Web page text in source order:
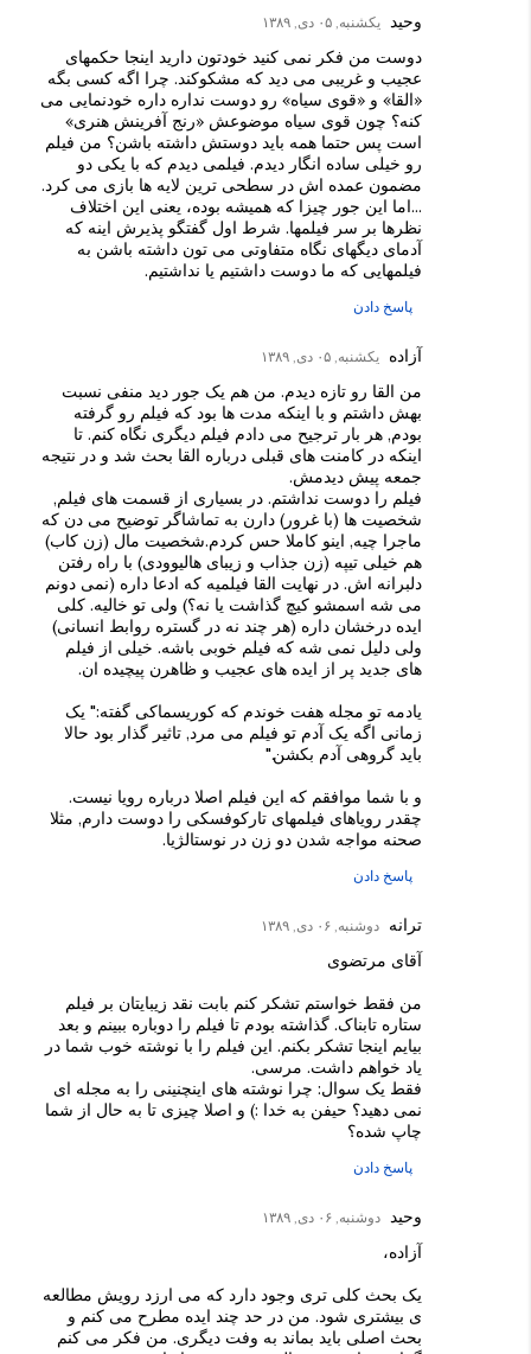
وحید یکشنبه, ۰۵ دی, ۱۳۸۹
دوست من فکر نمی کنید خودتون دارید اینجا حکمهای
عجیب و غریبی می دید که مشکوکند. چرا اگه کسی بگه
«القا» و «قوی سیاه» رو دوست نداره داره خودنمایی می
کنه؟ چون قوی سیاه موضوعش «رنج آفرینش هنری»
است پس حتما همه باید دوستش داشته باشن؟ من فیلم
رو خیلی ساده انگار دیدم. فیلمی دیدم که با یکی دو
مضمون عمده اش در سطحی ترین لایه ها بازی می کرد.
...اما این جور چیزا که همیشه بوده، یعنی این اختلاف
نظرها بر سر فیلمها. شرط اول گفتگو پذیرش اینه که
آدمای دیگهای نگاه متفاوتی می تون داشته باشن به
فیلمهایی که ما دوست داشتیم یا نداشتیم.
پاسخ دادن
آزاده یکشنبه, ۰۵ دی, ۱۳۸۹
من القا رو تازه دیدم. من هم یک جور دید منفی نسبت
بهش داشتم و با اینکه مدت ها بود که فیلم رو گرفته
بودم, هر بار ترجیح می دادم فیلم دیگری نگاه کنم. تا
اینکه در کامنت های قبلی درباره القا بحث شد و در نتیجه
جمعه پیش دیدمش.
فیلم را دوست نداشتم. در بسیاری از قسمت های فیلم,
شخصیت ها (با غرور) دارن به تماشاگر توضیح می دن که
ماجرا چیه, اینو کاملا حس کردم.شخصیت مال (زن کاب)
هم خیلی تیپه (زن جذاب و زیبای هالیوودی) با راه رفتن
دلبرانه اش. در نهایت القا فیلمیه که ادعا داره (نمی دونم
می شه اسمشو کیچ گذاشت یا نه؟) ولی تو خالیه. کلی
ایده درخشان داره (هر چند نه در گستره روابط انسانی)
ولی دلیل نمی شه که فیلم خوبی باشه. خیلی از فیلم
های جدید پر از ایده های عجیب و ظاهرن پیچیده ان.
یادمه تو مجله هفت خوندم که کوریسماکی گفته:" یک
زمانی اگه یک آدم تو فیلم می مرد, تاثیر گذار بود حالا
باید گروهی آدم بکشن."
و با شما موافقم که این فیلم اصلا درباره رویا نیست.
چقدر رویاهای فیلمهای تارکوفسکی را دوست دارم, مثلا
صحنه مواجه شدن دو زن در نوستالژیا.
پاسخ دادن
ترانه دوشنبه, ۰۶ دی, ۱۳۸۹
آقای مرتضوی
من فقط خواستم تشکر کنم بابت نقد زیبایتان بر فیلم
ستاره تابناک. گذاشته بودم تا فیلم را دوباره ببینم و بعد
بیایم اینجا تشکر بکنم. این فیلم را با نوشته خوب شما در
یاد خواهم داشت. مرسی.
فقط یک سوال: چرا نوشته های اینچنینی را به مجله ای
نمی دهید؟ حیفن به خدا :) و اصلا چیزی تا به حال از شما
چاپ شده؟
پاسخ دادن
وحید دوشنبه, ۰۶ دی, ۱۳۸۹
آزاده،
یک بحث کلی تری وجود دارد که می ارزد رویش مطالعه
ی بیشتری شود. من در حد چند ایده مطرح می کنم و
بحث اصلی باید بماند به وفت دیگری. من فکر می کنم